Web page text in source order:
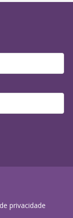
privacidade